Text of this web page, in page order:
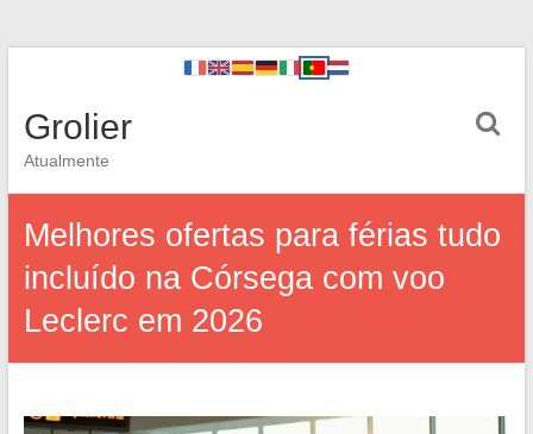
Grolier
Atualmente
Melhores ofertas para férias tudo
incluído na Córsega com voo
Leclerc em 2026